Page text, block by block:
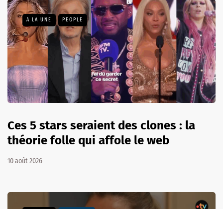
A LA UNE PEOPLE
Ces 5 stars seraient des clones : la
théorie folle qui affole le web
10 août 2026